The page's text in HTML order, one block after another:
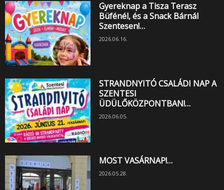
Gyereknap a Tisza Terasz
Büfénél, és a Snack Bárnál
Szentesen!…
2026.06.16.
STRANDNYITÓ CSALÁDI NAP A
SZENTESI
ÜDÜLŐKÖZPONTBAN!…
2026.06.05.
MOST VASÁRNAP!…
2026.05.28.